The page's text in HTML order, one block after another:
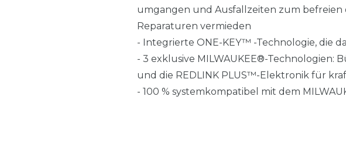
umgangen und Ausfallzeiten zum befreien
Reparaturen vermieden
- Integrierte ONE-KEY™ -Technologie, die
- 3 exklusive MILWAUKEE®-Technologien:
und die REDLINK PLUS™-Elektronik für
- 100 % systemkompatibel mit dem